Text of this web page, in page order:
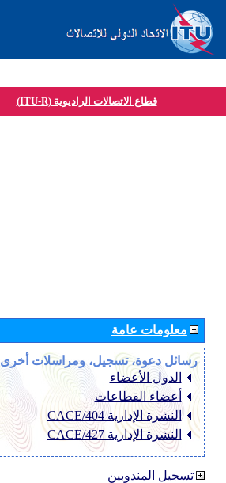
قطاع الاتصالات الراديوية (ITU-R)
معلومات عامة
رسائل دعوة، تسجيل، ومراسلات أخرى
الدول الأعضاء
أعضاء القطاعات
النشرة الإدارية CACE/404
النشرة الإدارية CACE/427
تسجيل المندوبين